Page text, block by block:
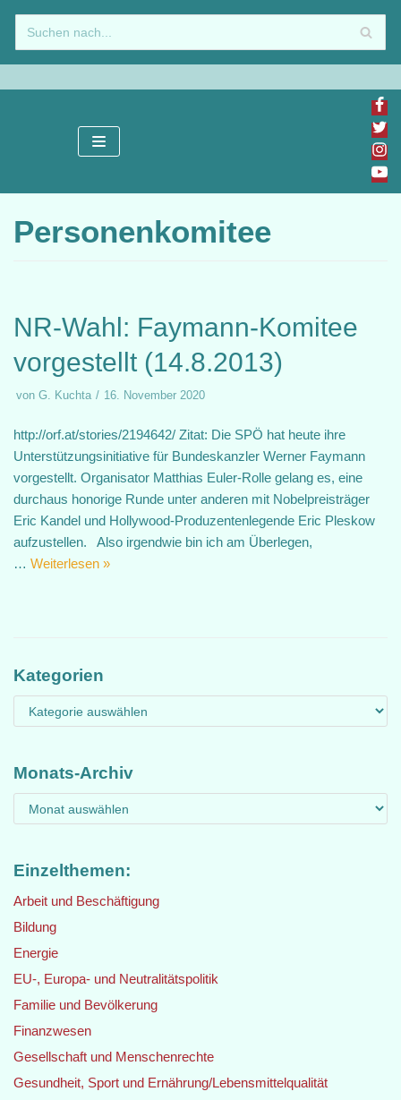
Zum
Inhalt
springen
Personenkomitee
NR-Wahl: Faymann-Komitee
vorgestellt (14.8.2013)
von G. Kuchta 16. November 2020
http://orf.at/stories/2194642/ Zitat: Die SPÖ hat heute ihre
Unterstützungsinitiative für Bundeskanzler Werner Faymann
vorgestellt. Organisator Matthias Euler-Rolle gelang es, eine
durchaus honorige Runde unter anderen mit Nobelpreisträger
Eric Kandel und Hollywood-Produzentenlegende Eric Pleskow
aufzustellen. Also irgendwie bin ich am Überlegen,
… Weiterlesen »
Kategorien
Monats-Archiv
Einzelthemen:
Arbeit und Beschäftigung
Bildung
Energie
EU-, Europa- und Neutralitätspolitik
Familie und Bevölkerung
Finanzwesen
Gesellschaft und Menschenrechte
Gesundheit, Sport und Ernährung/Lebensmittelqualität